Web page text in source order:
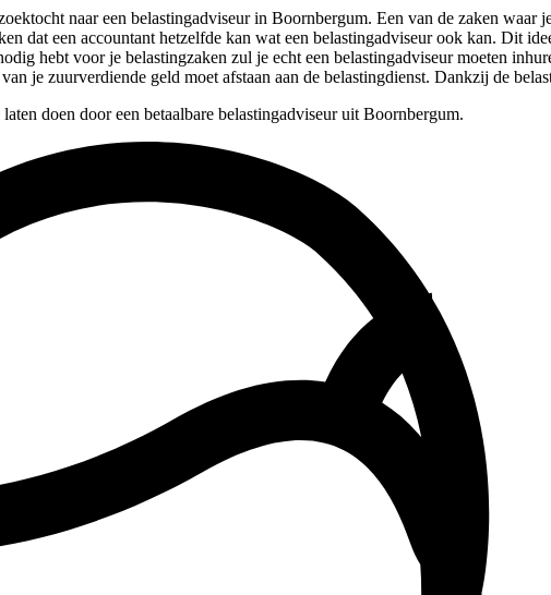
naar een belastingadviseur in Boornbergum. Een van de zaken waar
dat een accountant hetzelfde kan wat een belastingadviseur ook kan. Dit
hebt voor je belastingzaken zul je echt een belastingadviseur moeten
je zuurverdiende geld moet afstaan aan de belastingdienst. Dankzij de
doen door een betaalbare belastingadviseur uit Boornbergum.